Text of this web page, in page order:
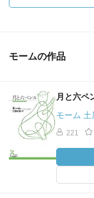
身および他人に
黒』におけるスタ
た。サント＝ブー
ば相互に矛盾する
のが分かるはず
アン・ソレルはお
最も興味ある作
モームの作品
月と六ペ
モーム 土
221